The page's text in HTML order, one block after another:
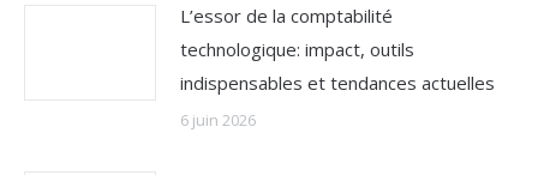
L’essor de la comptabilité
technologique: impact, outils
indispensables et tendances actuelles
6 juin 2026